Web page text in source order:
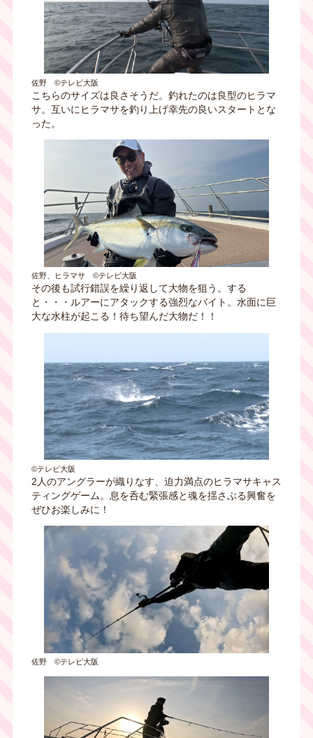
佐野 ©テレビ大阪
こちらのサイズは良さそうだ。釣れたのは良型のヒラマ
サ。互いにヒラマサを釣り上げ幸先の良いスタートとな
った。
佐野、ヒラマサ ©テレビ大阪
その後も試行錯誤を繰り返して大物を狙う。する
と・・・ルアーにアタックする強烈なバイト。水面に巨
大な水柱が起こる！待ち望んだ大物だ！！
©テレビ大阪
2人のアングラーが織りなす、迫力満点のヒラマサキャス
ティングゲーム。息を呑む緊張感と魂を揺さぶる興奮を
ぜひお楽しみに！
佐野 ©テレビ大阪